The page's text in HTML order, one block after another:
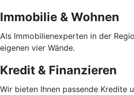
Immobilie & Wohnen
Als Immobilienexperten in der
eigenen vier Wände.
Kredit & Finanzieren
Wir bieten Ihnen passende Kredite